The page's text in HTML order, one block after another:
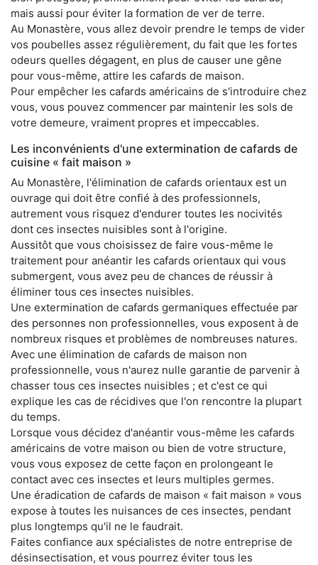
mais aussi pour éviter la formation de ver de terre.
Au Monastère, vous allez devoir prendre le temps de vider
vos poubelles assez régulièrement, du fait que les fortes
odeurs quelles dégagent, en plus de causer une gêne
pour vous-même, attire les cafards de maison.
Pour empêcher les cafards américains de s'introduire chez
vous, vous pouvez commencer par maintenir les sols de
votre demeure, vraiment propres et impeccables.
Les inconvénients d'une extermination de cafards de
cuisine « fait maison »
Au Monastère, l'élimination de cafards orientaux est un
ouvrage qui doit être confié à des professionnels,
autrement vous risquez d'endurer toutes les nocivités
dont ces insectes nuisibles sont à l'origine.
Aussitôt que vous choisissez de faire vous-même le
traitement pour anéantir les cafards orientaux qui vous
submergent, vous avez peu de chances de réussir à
éliminer tous ces insectes nuisibles.
Une extermination de cafards germaniques effectuée par
des personnes non professionnelles, vous exposent à de
nombreux risques et problèmes de nombreuses natures.
Avec une élimination de cafards de maison non
professionnelle, vous n'aurez nulle garantie de parvenir à
chasser tous ces insectes nuisibles ; et c'est ce qui
explique les cas de récidives que l'on rencontre la plupart
du temps.
Lorsque vous décidez d'anéantir vous-même les cafards
américains de votre maison ou bien de votre structure,
vous vous exposez de cette façon en prolongeant le
contact avec ces insectes et leurs multiples germes.
Une éradication de cafards de maison « fait maison » vous
expose à toutes les nuisances de ces insectes, pendant
plus longtemps qu'il ne le faudrait.
Faites confiance aux spécialistes de notre entreprise de
désinsectisation, et vous pourrez éviter tous les